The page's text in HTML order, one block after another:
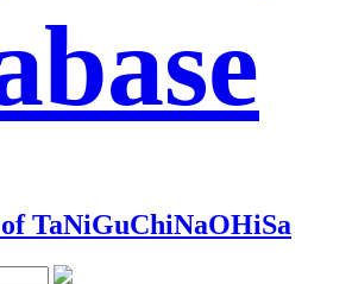
TaNiGuChiNaOHiSa